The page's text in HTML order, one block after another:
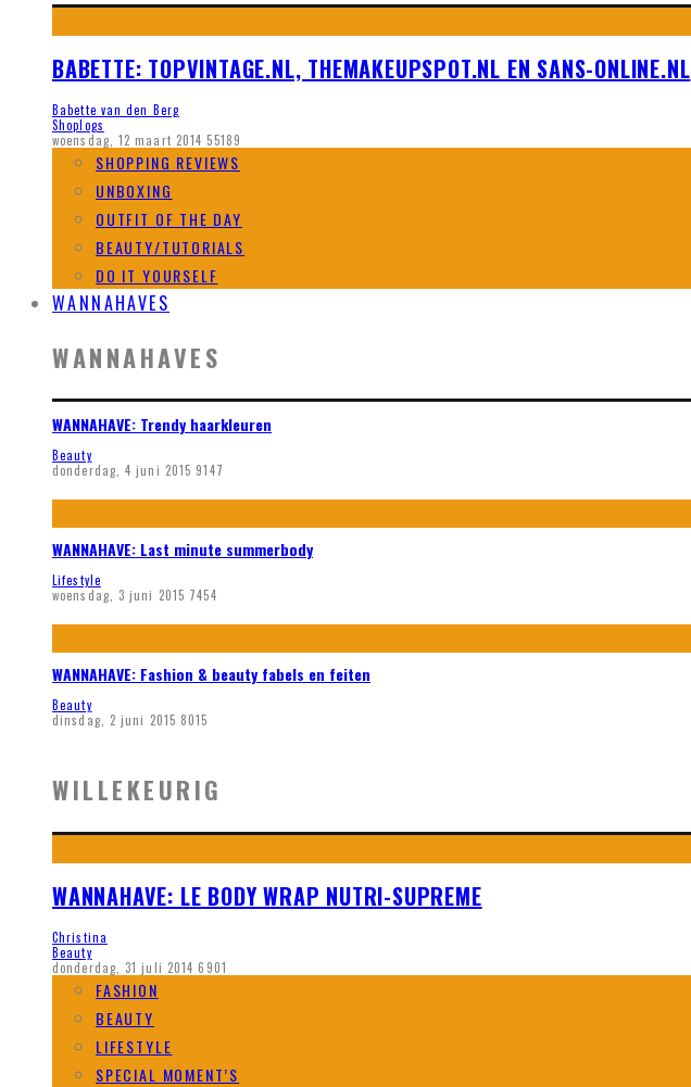
BABETTE: TOPVINTAGE.NL, THEMAKEUPSPOT.NL EN SANS-ONLINE.NL
Babette van den Berg
Shoplogs
woensdag, 12 maart 2014 55189
SHOPPING REVIEWS
UNBOXING
OUTFIT OF THE DAY
BEAUTY/TUTORIALS
DO IT YOURSELF
WANNAHAVES
WANNAHAVES
WANNAHAVE: Trendy haarkleuren
Beauty
donderdag, 4 juni 2015 9147
WANNAHAVE: Last minute summerbody
Lifestyle
woensdag, 3 juni 2015 7454
WANNAHAVE: Fashion & beauty fabels en feiten
Beauty
dinsdag, 2 juni 2015 8015
WILLEKEURIG
WANNAHAVE: LE BODY WRAP NUTRI-SUPREME
Christina
Beauty
donderdag, 31 juli 2014 6901
FASHION
BEAUTY
LIFESTYLE
SPECIAL MOMENT’S